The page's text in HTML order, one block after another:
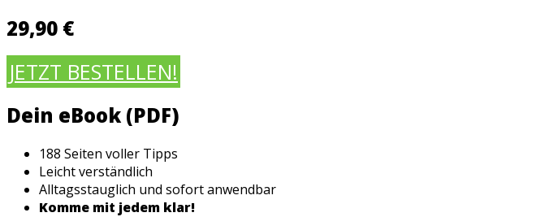
29,90 €
JETZT BESTELLEN!
Dein eBook (PDF)
188 Seiten voller Tipps
Leicht verständlich
Alltagsstauglich und sofort anwendbar
Komme mit jedem klar!